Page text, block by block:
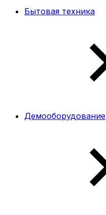
Бытовая техника
Демооборудование